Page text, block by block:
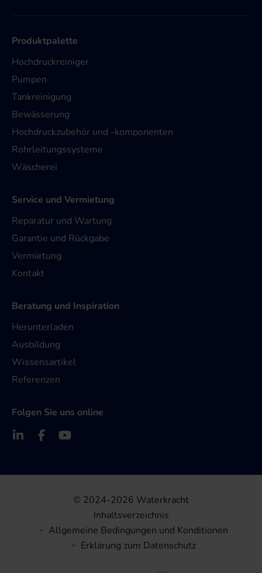
Produktpalette
Hochdruckreiniger
Pumpen
Tankreinigung
Bewässerung
Hochdruckzubehör und -komponenten
Rohrleitungssysteme
Wäscherei
Service und Vermietung
Reparatur und Wartung
Garantie und Rückgabe
Vermietung
Kontakt
Beratung und Inspiration
Herunterladen
Ausbildung
Wissensartikel
Referenzen
Folgen Sie uns online
© 2024-2026 Waterkracht
Inhaltsverzeichnis
Allgemeine Bedingungen und Konditionen
Erklärung zum Datenschutz